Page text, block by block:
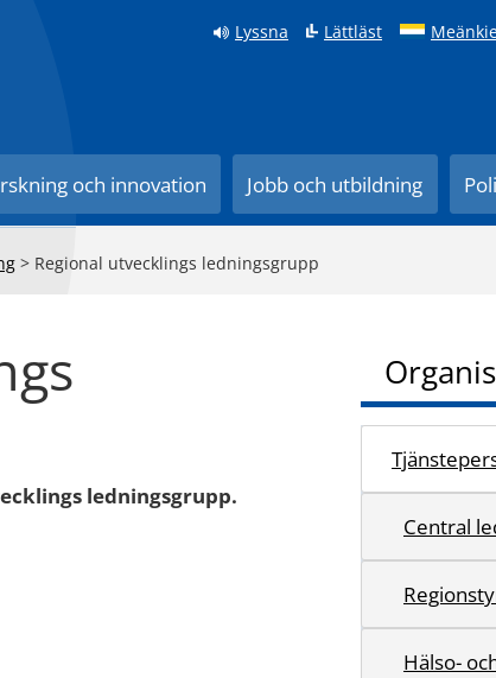
Lyssna Lättläst
och innovation Jobb och utbildning
> Regional utvecklings ledningsgrupp
ledningsgrupp.
Central
Hälso-